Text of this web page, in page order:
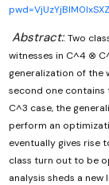
Abstract:.Two
witnesses in C^4 ⊗
generalization of the
second one
C^3 case, the
perform an
eventually gives rise
class turn out to be
analysis sheds a